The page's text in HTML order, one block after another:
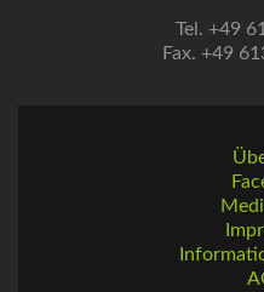
Tel. +49
Fax. +49